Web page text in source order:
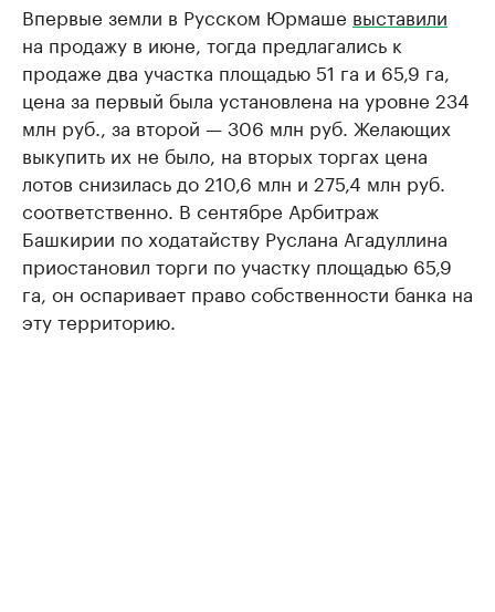
Впервые земли в Русском Юрмаше выставили
на продажу в июне, тогда предлагались к
продаже два участка площадью 51 га и 65,9 га,
цена за первый была установлена на уровне 234
млн руб., за второй — 306 млн руб. Желающих
выкупить их не было, на вторых торгах цена
лотов снизилась до 210,6 млн и 275,4 млн руб.
соответственно. В сентябре Арбитраж
Башкирии по ходатайству Руслана Агадуллина
приостановил торги по участку площадью 65,9
га, он оспаривает право собственности банка на
эту территорию.